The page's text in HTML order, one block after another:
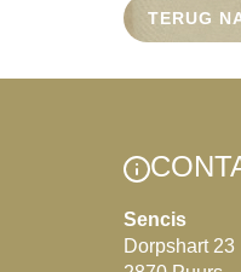
TERUG
Sencis
Dorpshart 23